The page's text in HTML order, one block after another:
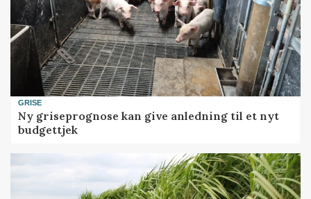
GRISE
Ny griseprognose kan give anledning til et nyt
budgettjek